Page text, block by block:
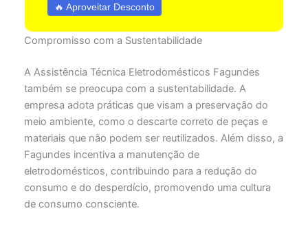
🔥 Aproveitar Desconto
Compromisso com a Sustentabilidade
A Assistência Técnica Eletrodomésticos Fagundes
também se preocupa com a sustentabilidade. A
empresa adota práticas que visam a preservação do
meio ambiente, como o descarte correto de peças e
materiais que não podem ser reutilizados. Além disso, a
Fagundes incentiva a manutenção de
eletrodomésticos, contribuindo para a redução do
consumo e do desperdício, promovendo uma cultura
de consumo consciente.